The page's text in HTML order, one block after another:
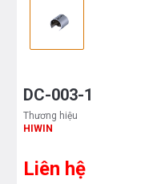
DC-003-1
Thương hiệu
HIWIN
Liên hệ